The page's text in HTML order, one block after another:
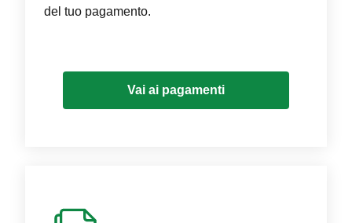
del tuo pagamento.
Vai ai pagamenti